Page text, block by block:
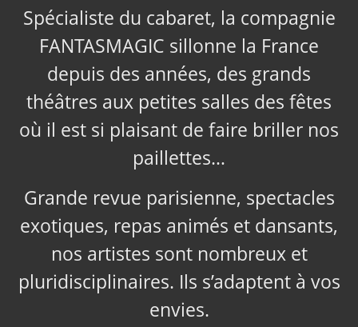
Spécialiste du cabaret, la compagnie
FANTASMAGIC sillonne la France
depuis des années, des grands
théâtres aux petites salles des fêtes
où il est si plaisant de faire briller nos
paillettes…
Grande revue parisienne, spectacles
exotiques, repas animés et dansants,
nos artistes sont nombreux et
pluridisciplinaires. Ils s’adaptent à vos
envies.